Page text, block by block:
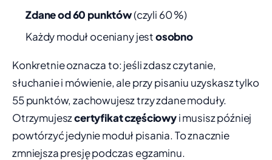
Zdane od 60 punktów(czyli 60 %)
Każdy moduł oceniany jestosobno
Konkretnie oznacza to: jeśli zdasz czytanie,
słuchanie i mówienie, ale przy pisaniu uzyskasz tylko
55 punktów, zachowujesz trzy zdane moduły.
Otrzymujeszcertyfikat częściowyi musisz później
powtórzyć jedynie moduł pisania. To znacznie
zmniejsza presję podczas egzaminu.